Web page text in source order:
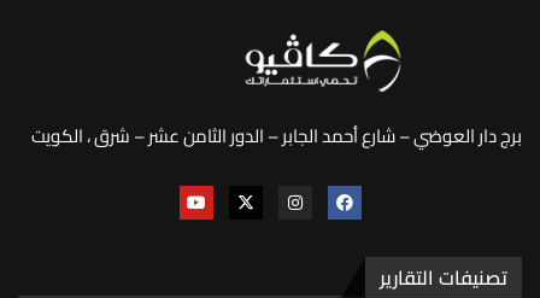
برج دار العوضي – شارع أحمد الجابر – الدور الثامن عشر – شرق ، الكويت
تصنيفات التقارير